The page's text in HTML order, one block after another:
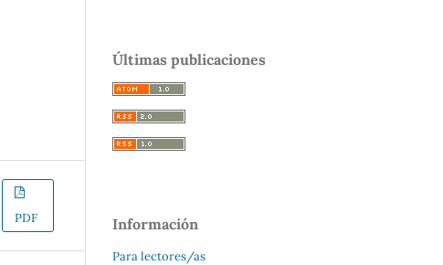
PDF
Últimas publicaciones
Información
Para lectores/as